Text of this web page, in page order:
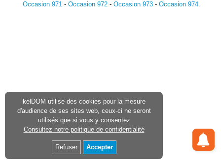
Occasion 971 - Occasion 972 - Occasion 973 - Occasion 974
kelDOM utilise des cookies pour la mesure
d'audience de ses sites web, ceux-ci ne seront
utilisés que si vous y consentez
Consultez notre politique de confidentialité
Refuser Accepter